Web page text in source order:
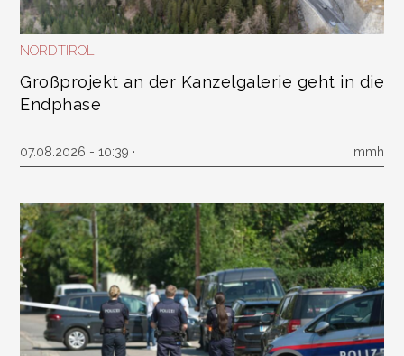
NORDTIROL
Großprojekt an der Kanzelgalerie geht in die
Endphase
07.08.2026 - 10:39 · mmh